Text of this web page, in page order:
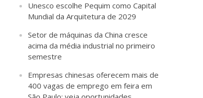
Unesco escolhe Pequim como Capital
Mundial da Arquitetura de 2029
Setor de máquinas da China cresce
acima da média industrial no primeiro
semestre
Empresas chinesas oferecem mais de
400 vagas de emprego em feira em